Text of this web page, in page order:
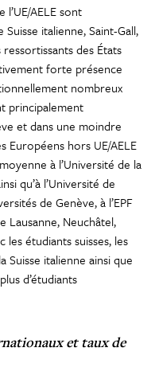
AELE sont
italienne, Saint-Gall,
ressortissants des États
forte présence
nombreux
principalement
et dans une moindre
Européens hors UE/AELE
à l’Université de la
qu’à l’Université de
de Genève, à l’EPF
Lausanne, Neuchâtel,
étudiants suisses, les
Suisse italienne ainsi que
d’étudiants
et taux de